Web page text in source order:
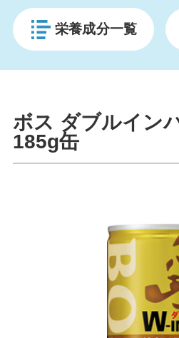
栄養成分一覧
ボス ダブルイン
185g缶